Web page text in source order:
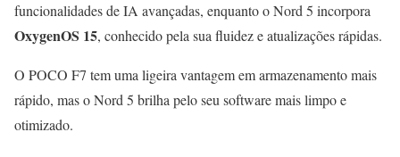
funcionalidades de IA avançadas, enquanto o Nord 5 incorpora
OxygenOS 15, conhecido pela sua fluidez e atualizações rápidas.
O POCO F7 tem uma ligeira vantagem em armazenamento mais
rápido, mas o Nord 5 brilha pelo seu software mais limpo e
otimizado.